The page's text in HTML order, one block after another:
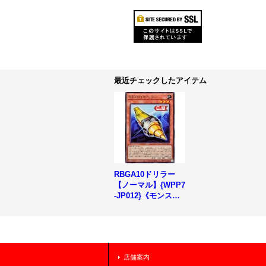
最近チェックしたアイテム
RBGA10ドリラー
【ノーマル】{WPP7
-JP012}《モンスタ
店舗案内